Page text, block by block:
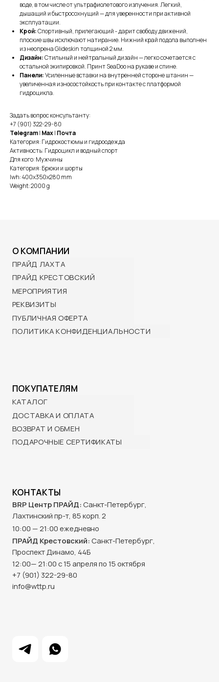
воде, в том числе от ультрафиолетового излучения. Легкий,
дышащий и быстросохнущий — для уверенности при активной
эксплуатации.
Крой:Спортивный, прилегающий - дарит свободу движений,
плоские швы исключают натирание. Нижний край подола выполнен
из неопрена Glideskin толщиной 2 мм.
Дизайн:Стильный и нейтральный дизайн — легко сочетается с
остальной экипировкой. Принт SeaDoo на рукаве и спине.
Панели:Усиленные вставки на внутренней стороне штанин —
увеличенная износостойкость при контакте с платформой
гидроцикла.
Задать вопрос консультанту:
+7 (901) 322-29-80
Telegram| Max| Почта
Категория: Гидрокостюмы и гидроодежда
Активность: Гидроцикл и водный спорт
Для кого: Мужчины
Категория: Брюки и шорты
lwh: 400x350x280 mm
Weight: 2000 g
Создание сайта -
О КОМПАНИИ
ПРАЙД ЛАХТА
ПРАЙД КРЕСТОВСКИЙ
МЕРОПРИЯТИЯ
РЕКВИЗИТЫ
ПУБЛИЧНАЯ ОФЕРТА
ПОЛИТИКА КОНФИДЕНЦИАЛЬНОСТИ
ДОСТАВКА И ОПЛАТА
ВОЗВРАТ И ОБМЕН
ПОДАРОЧНЫЕ СЕРТИФИКАТЫ
КОНТАКТЫ
Лахтинский пр-т, 85 корп. 2
info@wttp.ru